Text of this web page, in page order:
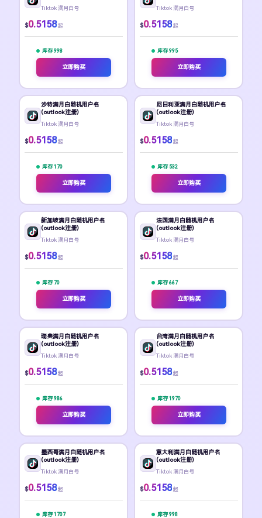
Tiktok 满月白号
$0.5158 起
库存 998
立即购买
Tiktok 满月白号
$0.5158 起
库存 995
立即购买
沙特满月白随机用户名
(outlook注册)
Tiktok 满月白号
$0.5158 起
库存 170
立即购买
尼日利亚满月白随机用户名
(outlook注册)
Tiktok 满月白号
$0.5158 起
库存 532
立即购买
新加坡满月白随机用户名
(outlook注册)
Tiktok 满月白号
$0.5158 起
库存 70
立即购买
法国满月白随机用户名
(outlook注册)
Tiktok 满月白号
$0.5158 起
库存 667
立即购买
瑞典满月白随机用户名
(outlook注册)
Tiktok 满月白号
$0.5158 起
库存 986
立即购买
台湾满月白随机用户名
(outlook注册)
Tiktok 满月白号
$0.5158 起
库存 1970
立即购买
墨西哥满月白随机用户名
(outlook注册)
Tiktok 满月白号
$0.5158 起
库存 1707
意大利满月白随机用户名
(outlook注册)
Tiktok 满月白号
$0.5158 起
库存 998